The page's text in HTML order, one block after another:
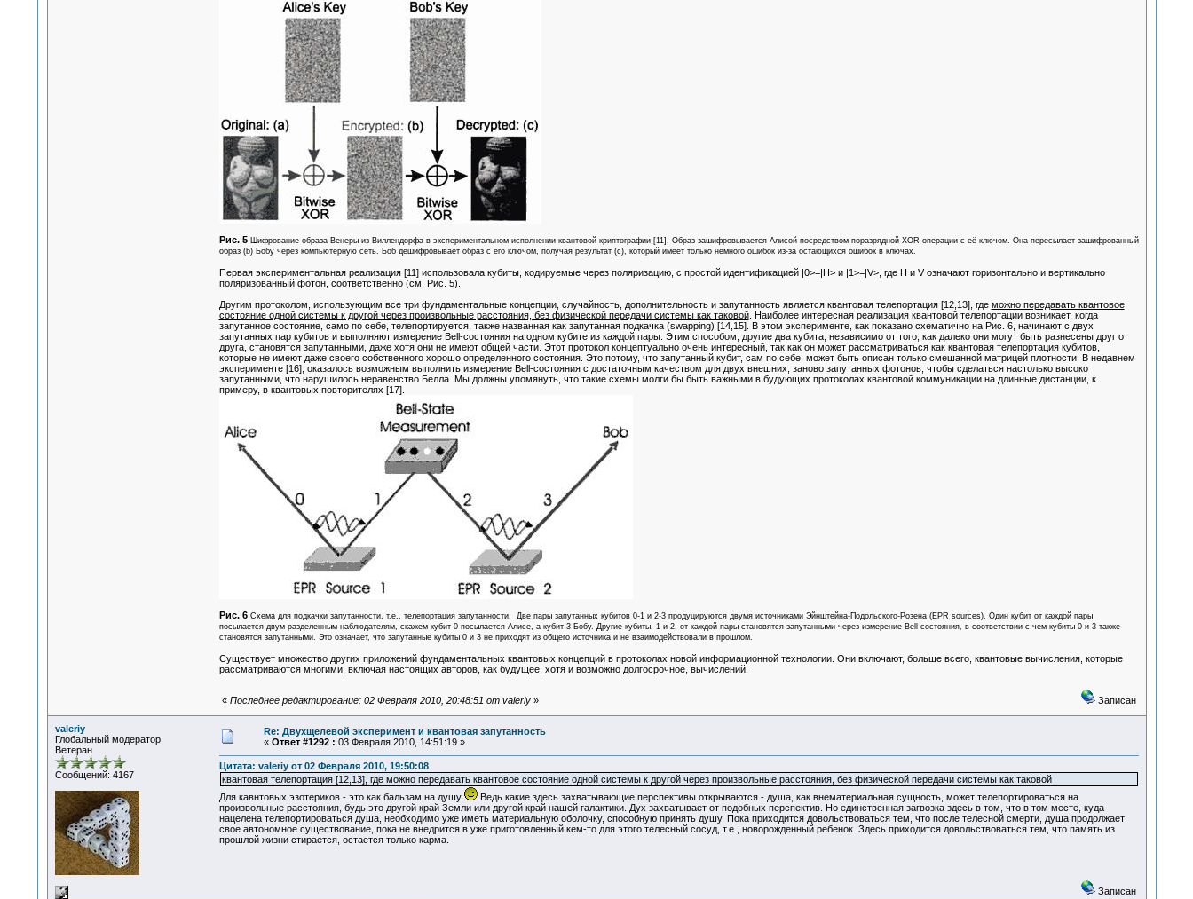
Рис. 5 Шифрование образа Венеры из Виллендорфа в экспериментальном исполнении квантовой криптографии [11]. Образ зашифровывается Алисой посредством поразрядной XOR операции с её ключом. Она пересылает зашифрованный
образ (b) Бобу через компьютерную сеть. Боб дешифровывает образ с его ключом, получая результат (c), который имеет только немного ошибок из-за остающихся ошибок в ключах.
Первая экспериментальная реализация [11] использовала кубиты, кодируемые через поляризацию, с простой идентификацией |0>=|H> и |1>=|V>, где H и V означают горизонтально и вертикально
поляризованный фотон, соответственно (см. Рис. 5).
Другим протоколом, использующим все три фундаментальные концепции, случайность, дополнительность и запутанность является квантовая телепортация [12,13], где можно передавать квантовое
состояние одной системы к другой через произвольные расстояния, без физической передачи системы как таковой. Наиболее интересная реализация квантовой телепортации возникает, когда
запутанное состояние, само по себе, телепортируется, также названная как запутанная подкачка (swapping) [14,15]. В этом эксперименте, как показано схематично на Рис. 6, начинают с двух
запутанных пар кубитов и выполняют измерение Bell-состояния на одном кубите из каждой пары. Этим способом, другие два кубита, независимо от того, как далеко они могут быть разнесены друг от
друга, становятся запутанными, даже хотя они не имеют общей части. Этот протокол концептуально очень интересный, так как он может рассматриваться как квантовая телепортация кубитов,
которые не имеют даже своего собственного хорошо определенного состояния. Это потому, что запутанный кубит, сам по себе, может быть описан только смешанной матрицей плотности. В недавнем
эксперименте [16], оказалось возможным выполнить измерение Bell-состояния с достаточным качеством для двух внешних, заново запутанных фотонов, чтобы сделаться настолько высоко
запутанными, что нарушилось неравенство Белла. Мы должны упомянуть, что такие схемы молги бы быть важными в будующих протоколах квантовой коммуникации на длинные дистанции, к
примеру, в квантовых повторителях [17].
Рис. 6 Схема для подкачки запутанности, т.е., телепортация запутанности. Две пары запутанных кубитов 0-1 и 2-3 продуцируются двумя источниками Эйнштейна-Подольского-Розена (EPR sources). Один кубит от каждой пары
посылается двум разделенным наблюдателям, скажем кубит 0 посылается Алисе, а кубит 3 Бобу. Другие кубиты, 1 и 2, от каждой пары становятся запутанными через измерение Bell-состояния, в соответствии с чем кубиты 0 и 3 также
становятся запутанными. Это означает, что запутанные кубиты 0 и 3 не приходят из общего источника и не взаимодействовали в прошлом.
Существует множество других приложений фундаментальных квантовых концепций в протоколах новой информационной технологии. Они включают, больше всего, квантовые вычисления, которые
рассматриваются многими, включая настоящих авторов, как будущее, хотя и возможно долгосрочное, вычислений.
« Последнее редактирование: 02 Февраля 2010, 20:48:51 от valeriy» Записан
valeriy
Глобальный модератор
Ветеран
Сообщений: 4167
Re: Двухщелевой эксперимент и квантовая запутанность
« Ответ #1292 : 03 Февраля 2010, 14:51:19 »
Цитата: valeriy от 02 Февраля 2010, 19:50:08
квантовая телепортация [12,13], где можно передавать квантовое состояние одной системы к другой через произвольные расстояния, без физической передачи системы как таковой
Для кавнтовых эзотериков - это как бальзам на душу
Ведь какие здесь захватывающие перспективы открываются - душа, как внематериальная сущность, может телепортироваться на
произвольные расстояния, будь это другой край Земли или другой край нашей галактики. Дух захватывает от подобных перспектив. Но единственная загвозка здесь в том, что в том месте, куда
нацелена телепортироваться душа, необходимо уже иметь материальную оболочку, способную принять душу. Пока приходится довольствоваться тем, что после телесной смерти, душа продолжает
свое автономное существование, пока не внедрится в уже приготовленный кем-то для этого телесный сосуд, т.е., новорожденный ребенок. Здесь приходится довольствоваться тем, что память из
прошлой жизни стирается, остается только карма.
Записан